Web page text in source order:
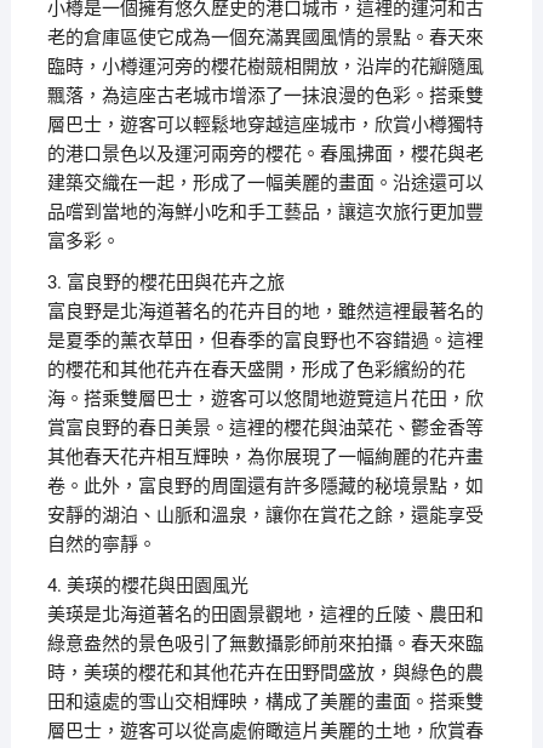
小樽是一個擁有悠久歷史的港口城市，這裡的運河和古
老的倉庫區使它成為一個充滿異國風情的景點。春天來
臨時，小樽運河旁的櫻花樹競相開放，沿岸的花瓣隨風
飄落，為這座古老城市增添了一抹浪漫的色彩。搭乘雙
層巴士，遊客可以輕鬆地穿越這座城市，欣賞小樽獨特
的港口景色以及運河兩旁的櫻花。春風拂面，櫻花與老
建築交織在一起，形成了一幅美麗的畫面。沿途還可以
品嚐到當地的海鮮小吃和手工藝品，讓這次旅行更加豐
富多彩。
3. 富良野的櫻花田與花卉之旅
富良野是北海道著名的花卉目的地，雖然這裡最著名的
是夏季的薰衣草田，但春季的富良野也不容錯過。這裡
的櫻花和其他花卉在春天盛開，形成了色彩繽紛的花
海。搭乘雙層巴士，遊客可以悠閒地遊覽這片花田，欣
賞富良野的春日美景。這裡的櫻花與油菜花、鬱金香等
其他春天花卉相互輝映，為你展現了一幅絢麗的花卉畫
卷。此外，富良野的周圍還有許多隱藏的秘境景點，如
安靜的湖泊、山脈和溫泉，讓你在賞花之餘，還能享受
自然的寧靜。
4. 美瑛的櫻花與田園風光
美瑛是北海道著名的田園景觀地，這裡的丘陵、農田和
綠意盎然的景色吸引了無數攝影師前來拍攝。春天來臨
時，美瑛的櫻花和其他花卉在田野間盛放，與綠色的農
田和遠處的雪山交相輝映，構成了美麗的畫面。搭乘雙
層巴士，遊客可以從高處俯瞰這片美麗的土地，欣賞春